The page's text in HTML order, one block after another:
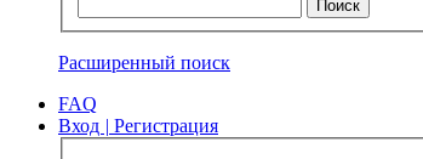
Расширенный поиск
FAQ
Вход | Регистрация